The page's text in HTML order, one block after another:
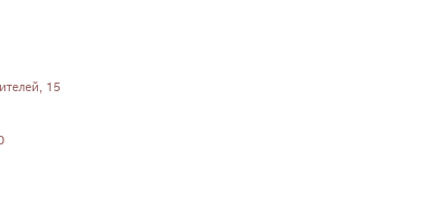
15